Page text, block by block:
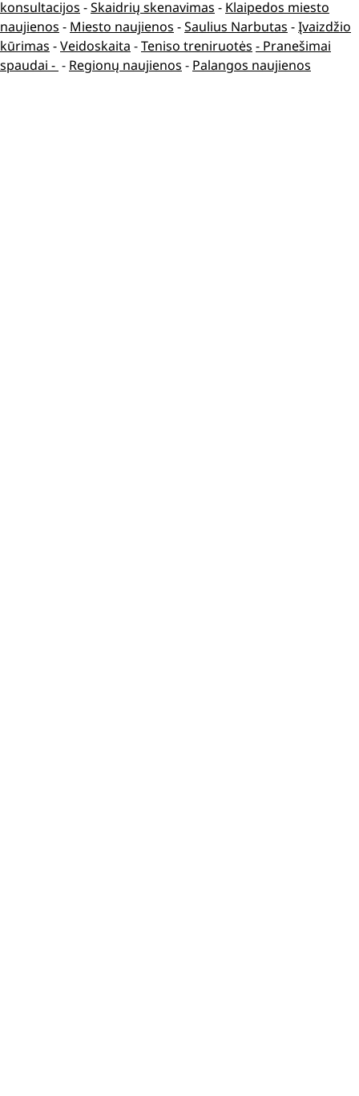
konsultacijos -Skaidrių skenavimas - Klaipedos miesto
naujienos - Miesto naujienos -Saulius Narbutas -Įvaizdžio
kūrimas -Veidoskaita -Teniso treniruotės - Pranešimai
spaudai - - Regionų naujienos - Palangos naujienos